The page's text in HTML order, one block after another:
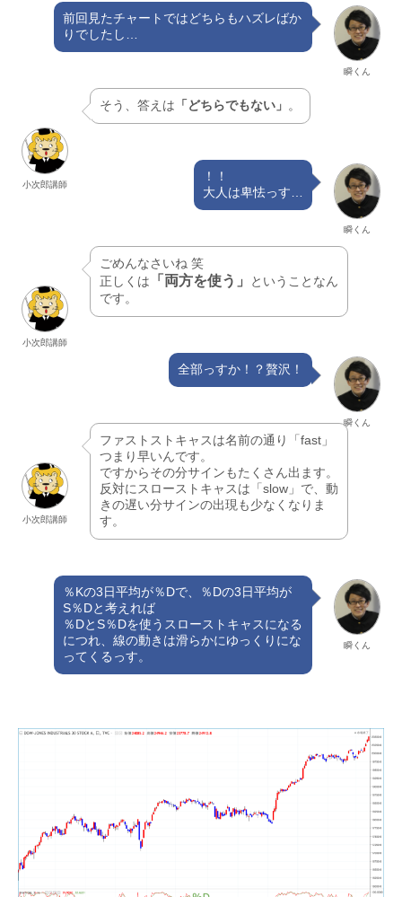
瞬くん
前回見たチャートではどちらもハズレばか
りでしたし…
小次郎講師
そう、答えは 「どちらでもない」 。
瞬くん
！！
大人は卑怯っす…
小次郎講師
ごめんなさいね 笑
正しくは 「両方を使う」
ということなん
です。
瞬くん
全部っすか！？贅沢！
小次郎講師
ファストストキャスは名前の通り「fast」
つまり早いんです。
ですからその分サインもたくさん出ます。
反対にスローストキャスは「slow」で、動
きの遅い分サインの出現も少なくなりま
す。
瞬くん
％Kの3日平均が％Dで、％Dの3日平均が
S％Dと考えれば
％DとS％Dを使うスローストキャスになる
につれ、線の動きは滑らかにゆっくりにな
ってくるっす。